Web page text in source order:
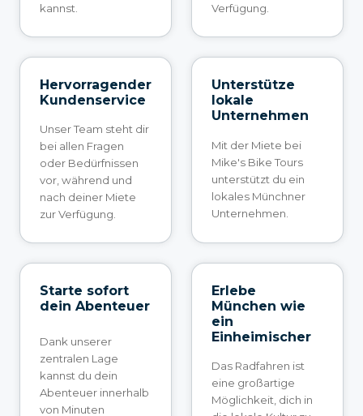
kannst.
Verfügung.
Hervorragender
Kundenservice
Unser Team steht dir
bei allen Fragen
oder Bedürfnissen
vor, während und
nach deiner Miete
zur Verfügung.
Unterstütze
lokale
Unternehmen
Mit der Miete bei
Mike's Bike Tours
unterstützt du ein
lokales Münchner
Unternehmen.
Starte sofort
dein Abenteuer
Dank unserer
zentralen Lage
kannst du dein
Abenteuer innerhalb
von Minuten
Erlebe
München wie
ein
Einheimischer
Das Radfahren ist
eine großartige
Möglichkeit, dich in